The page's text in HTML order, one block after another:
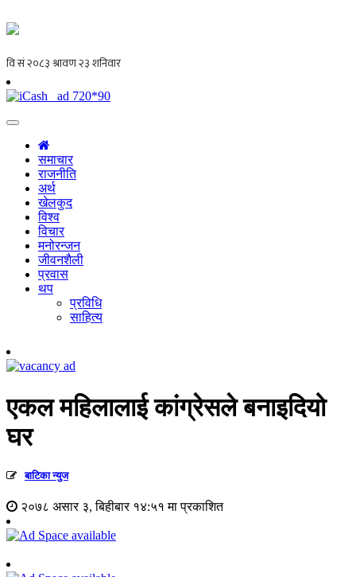
समाचार
राजनीति
अर्थ
खेलकुद
विश्व
विचार
मनोरन्जन
जीवनशैली
प्रवास
थप
प्रविधि
साहित्य
एकल महिलालाई कांग्रेसले बनाइदियो
घर
बाटिका न्युज
२०७८ असार ३, बिहीबार १४:५१ मा प्रकाशित